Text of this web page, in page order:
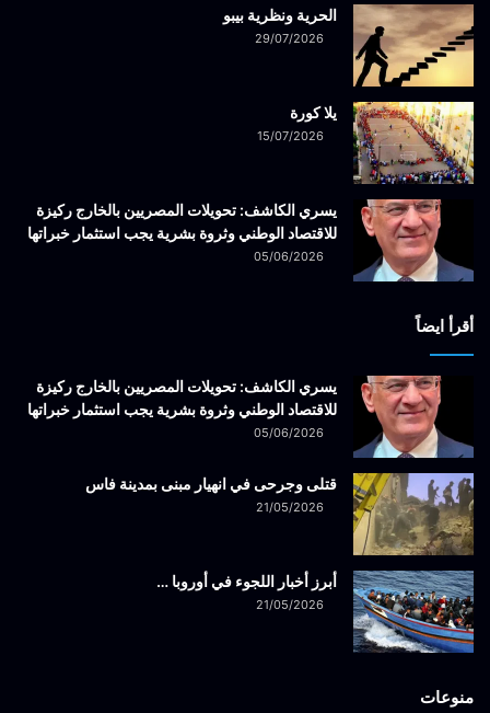
الحرية ونظرية بيبو
29/07/2026
يلا كورة
15/07/2026
يسري الكاشف: تحويلات المصريين بالخارج ركيزة
للاقتصاد الوطني وثروة بشرية يجب استثمار خبراتها
05/06/2026
أقرأ ايضاً
يسري الكاشف: تحويلات المصريين بالخارج ركيزة
للاقتصاد الوطني وثروة بشرية يجب استثمار خبراتها
05/06/2026
قتلى وجرحى في انهيار مبنى بمدينة فاس
21/05/2026
أبرز أخبار اللجوء في أوروبا …
21/05/2026
منوعات